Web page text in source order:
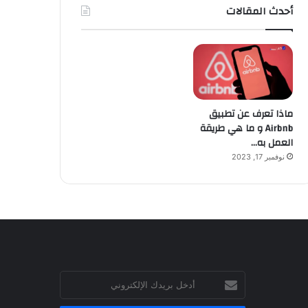
أحدث المقالات
ماذا تعرف عن تطبيق
Airbnb و ما هي طريقة
العمل به…
نوفمبر 17, 2023
أدخل
بريدك